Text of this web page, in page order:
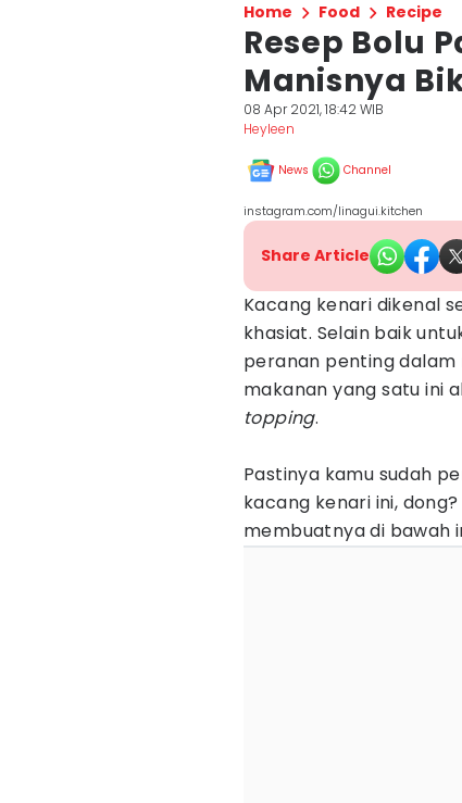
Home Food Recipe
Resep Bolu
Manisnya
08 Apr 2021, 18:42 WIB
Heyleen
News Channel
instagram.com/linagui.kitchen
Share Article
Kacang kenari dikenal
khasiat. Selain baik
peranan penting
makanan yang satu ini
topping.
Pastinya kamu sudah
kacang kenari ini,
membuatnya di bawah